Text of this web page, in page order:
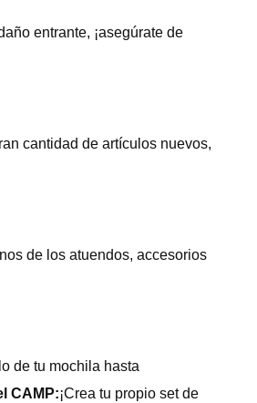
entrante, ¡asegúrate de
cantidad de artículos nuevos,
de los atuendos, accesorios
de tu mochila hasta
CAMP:¡Crea tu propio set de